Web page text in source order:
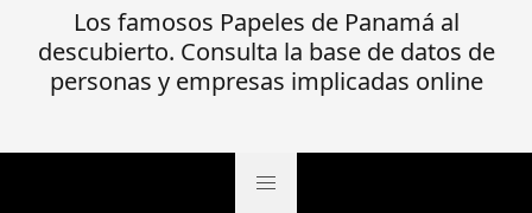
Los famosos Papeles de Panamá al
descubierto. Consulta la base de datos de
personas y empresas implicadas online